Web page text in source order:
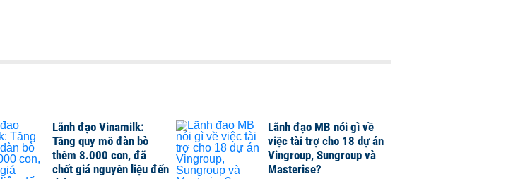
Lãnh đạo Vinamilk:
Tăng quy mô đàn bò
thêm 8.000 con, đã
chốt giá nguyên liệu đến
Lãnh đạo MB nói gì về
việc tài trợ cho 18 dự án
Vingroup, Sungroup và
Masterise?